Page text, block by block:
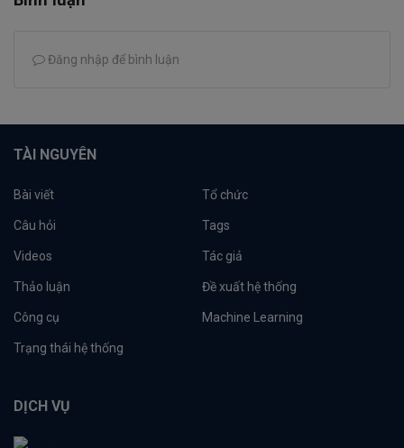
Đăng nhập để bình luận
TÀI NGUYÊN
Bài viết Tổ chức
Câu hỏi Tags
Videos Tác giả
Thảo luận Đề xuất hệ thống
Công cụ Machine Learning
Trạng thái hệ thống
DỊCH VỤ